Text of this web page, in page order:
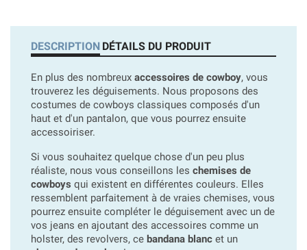
DESCRIPTION DÉTAILS DU PRODUIT
En plus des nombreux accessoires de cowboy, vous
trouverez les déguisements. Nous proposons des
costumes de cowboys classiques composés d'un
haut et d'un pantalon, que vous pourrez ensuite
accessoiriser.
Si vous souhaitez quelque chose d'un peu plus
réaliste, nous vous conseillons les chemises de
cowboys qui existent en différentes couleurs. Elles
ressemblent parfaitement à de vraies chemises, vous
pourrez ensuite compléter le déguisement avec un de
vos jeans en ajoutant des accessoires comme un
holster, des revolvers, ce bandana blanc et un